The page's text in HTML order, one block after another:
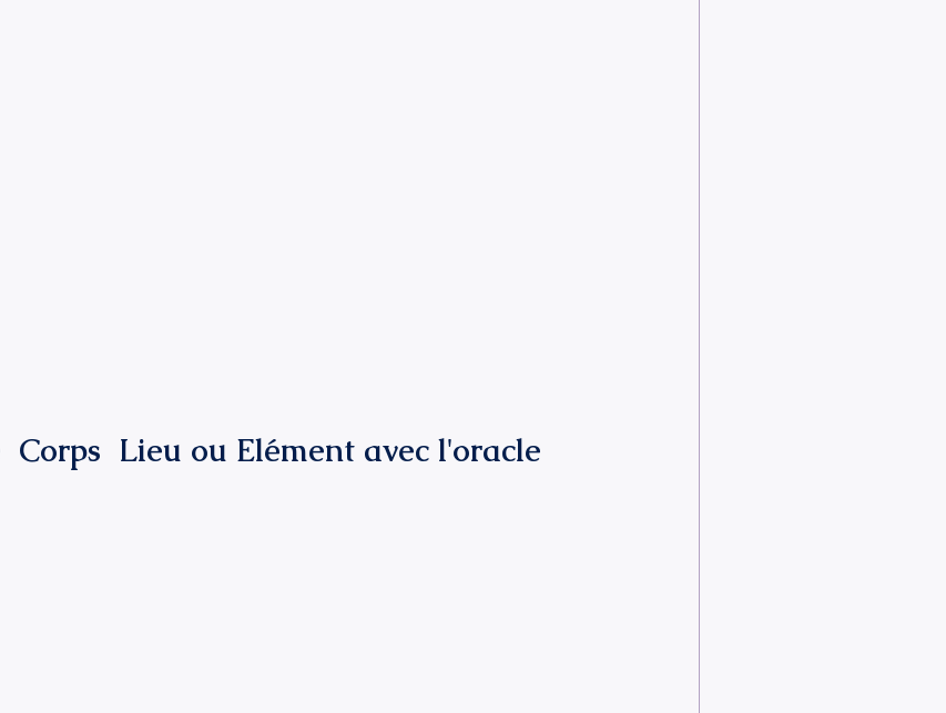
Corps  Lieu ou Elément avec l'oracle